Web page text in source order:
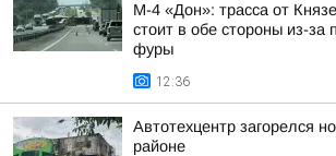
М-4 «Дон»: трасса от
стоит в обе стороны из-за
фуры
12:36
Автотехцентр загорелся
районе